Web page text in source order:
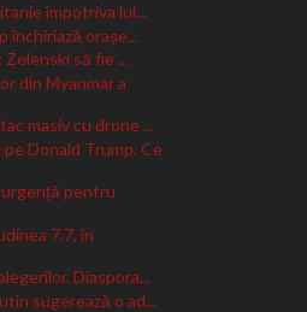
împotriva lui...
închiriază orașe...
să fie ...
din Myanmar a
masiv cu drone ...
pe Donald Trump. Ce
pentru
7.7, în
Diaspora...
sugerează o ad...